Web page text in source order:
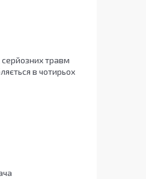
серйозних травм
в чотирьох